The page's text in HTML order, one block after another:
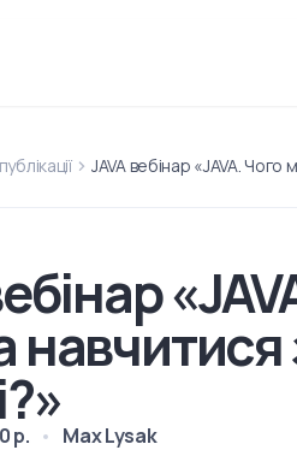
JAVA вебiнар «JAVA. Чого
р. Max Lysak